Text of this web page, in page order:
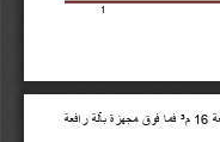
1
16 م³ فما فوق مجھزة بآلة
رافعة